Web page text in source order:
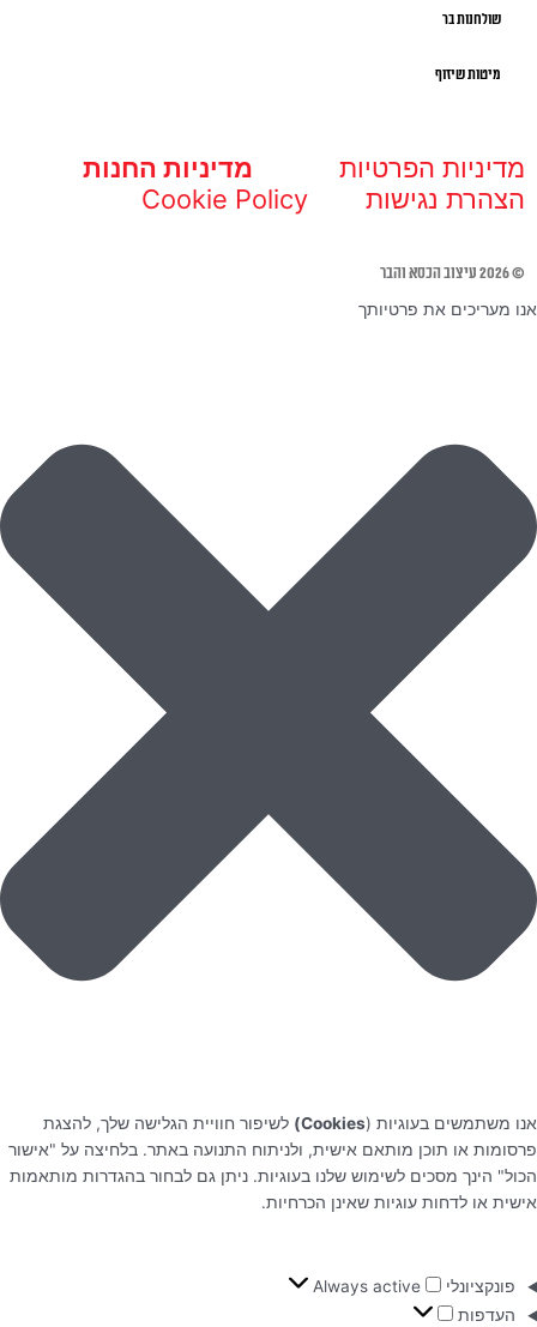
שולחנות בר
מיטות שיזוף
מדיניות הפרטיות
מדיניות החנות
הצהרת נגישות
Cookie Policy
© 2026 עיצוב הכסא והבר
אנו מעריכים את פרטיותך
אנו משתמשים בעוגיות (Cookies)
לשיפור חוויית הגלישה שלך, להצגת
פרסומות או תוכן מותאם אישית, ולניתוח התנועה באתר. בלחיצה על "אישור
הכול" הינך מסכים לשימוש שלנו בעוגיות. ניתן גם לבחור בהגדרות מותאמות
אישית או לדחות עוגיות שאינן הכרחיות.
פונקציונלי
Always active
העדפות